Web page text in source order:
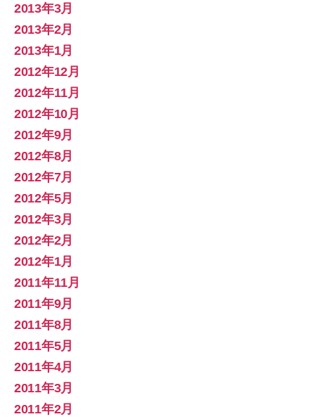
2013年3月
2013年2月
2013年1月
2012年12月
2012年11月
2012年10月
2012年9月
2012年8月
2012年7月
2012年5月
2012年3月
2012年2月
2012年1月
2011年11月
2011年9月
2011年8月
2011年5月
2011年4月
2011年3月
2011年2月